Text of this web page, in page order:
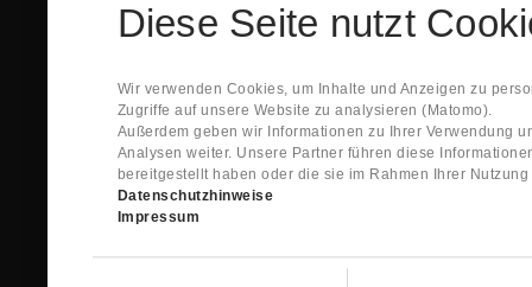
Diese Seite nutzt
Wir verwenden Cookies, um Inhalte und Anzeigen zu
Zugriffe auf unsere Website zu analysieren (Matomo).
Außerdem geben wir Informationen zu Ihrer Verwendung
Analysen weiter. Unsere Partner führen diese
bereitgestellt haben oder die sie im Rahmen Ihrer
Datenschutzhinweise
Impressum